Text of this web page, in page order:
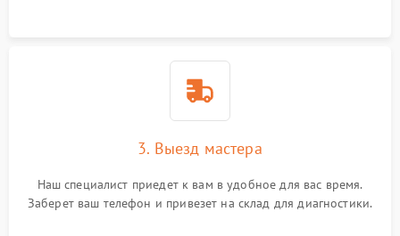
3. Выезд мастера
Наш специалист приедет к вам в удобное для вас время.
Заберет ваш телефон и привезет на склад для диагностики.